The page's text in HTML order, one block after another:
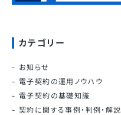
カテゴリー
お知らせ
電子契約の運用ノウハウ
電子契約の基礎知識
契約に関する事例・判例・解説